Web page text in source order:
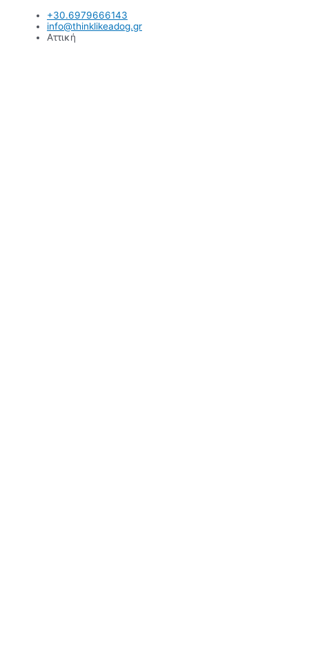
Μετάβαση
περιεχόμενο
+30.6979666143
info@thinklikeadog.gr
Αττική